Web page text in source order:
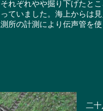
れぞれやや掘り下げたと
ていました。海上からは
所の計測により伝声管を使
二十